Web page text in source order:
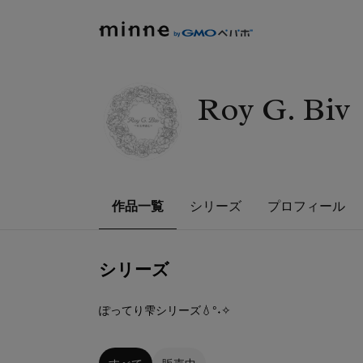
Roy G. Biv
作品一覧 シリーズ プロフィール
シリーズ
ぽってり雫シリーズ💧°˖✧